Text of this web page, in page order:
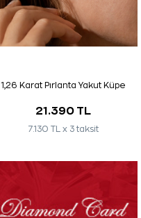
1,26 Karat Pırlanta Yakut Küpe
21.390 TL
7.130 TL x 3 taksit